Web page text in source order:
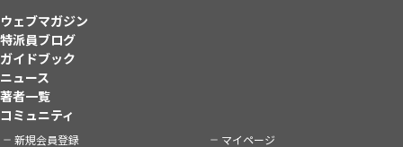
ウェブマガジン
特派員ブログ
ガイドブック
ニュース
著者一覧
コミュニティ
新規会員登録 マイページ